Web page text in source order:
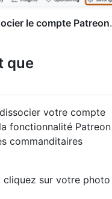
le compte Patreon.
que
votre compte
fonctionnalité Patreon
commanditaires
cliquez sur votre photo